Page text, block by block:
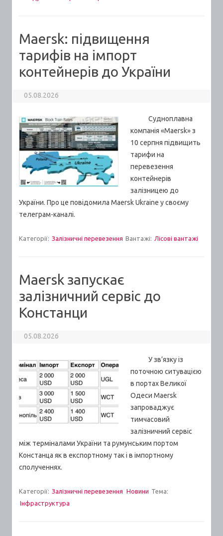
Maersk: підвищення
тарифів на імпорт
контейнерів до України
05.08.2026
Судноплавна
компанія «Maersk» з
10 серпня підвищить
тарифи на
перевезення
контейнерів
залізницею до
України. Про це повідомила Maersk Ukraine у своєму
телеграм-каналі.
Категорії: Залізничні перевезення Вантажі: Лісові вантажі
Maersk запускає
залізничний сервіс до
Констанци
05.08.2026
У зв’язку із
поточною ситувацією
в портах Великої
Одеси Maersk
запроваджує
тимчасовий
залізничний сервіс
між терміналами України та румунським портом
Констанца як в експортному так і в імпортному
сполученнях.
Категорії: Залізничні перевезення Новини Тема:
Інфраструктура